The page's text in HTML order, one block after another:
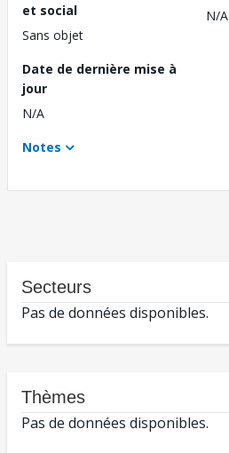
et social
Sans objet
N/A
Date de dernière mise à
jour
N/A
Notes
Secteurs
Pas de données disponibles.
Thèmes
Pas de données disponibles.